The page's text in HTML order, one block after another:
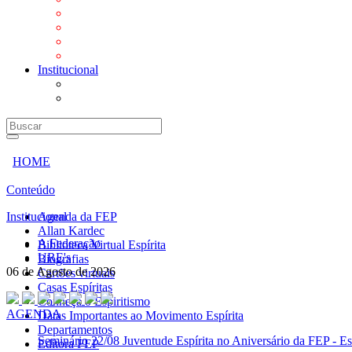
Institucional
HOME
Conteúdo
Agenda da FEP
Allan Kardec
Biblioteca Virtual Espírita
Biografias
Cartões virtuais
Casas Espíritas
Conheça o Espiritismo
Datas Importantes ao Movimento Espírita
Departamentos
Editora FEP
Institucional
A Federação
URE's
06 de Agosto de 2026
AGENDA
Seminário 22/08 Juventude Espírita no Aniversário da FEP -